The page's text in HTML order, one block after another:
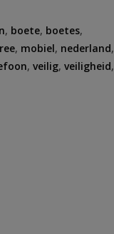
, boete, boetes,
, mobiel, nederland,
, veilig, veiligheid,